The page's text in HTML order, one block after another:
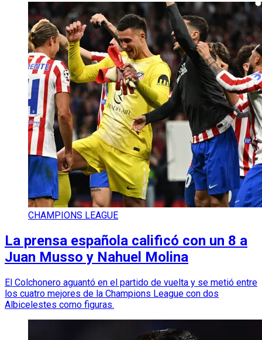
CHAMPIONS LEAGUE
La prensa española calificó con un 8 a
Juan Musso y Nahuel Molina
El Colchonero aguantó en el partido de vuelta y se metió entre
los cuatro mejores de la Champions League con dos
Albicelestes como figuras.